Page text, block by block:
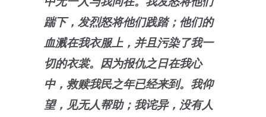
踹下，发烈怒将他们践踏；他们的
血溅在我衣服上，并且污染了我一
切的衣裳。因为报仇之日在我心
中，救赎我民之年已经来到。我仰
望，见无人帮助；我诧异，没有人